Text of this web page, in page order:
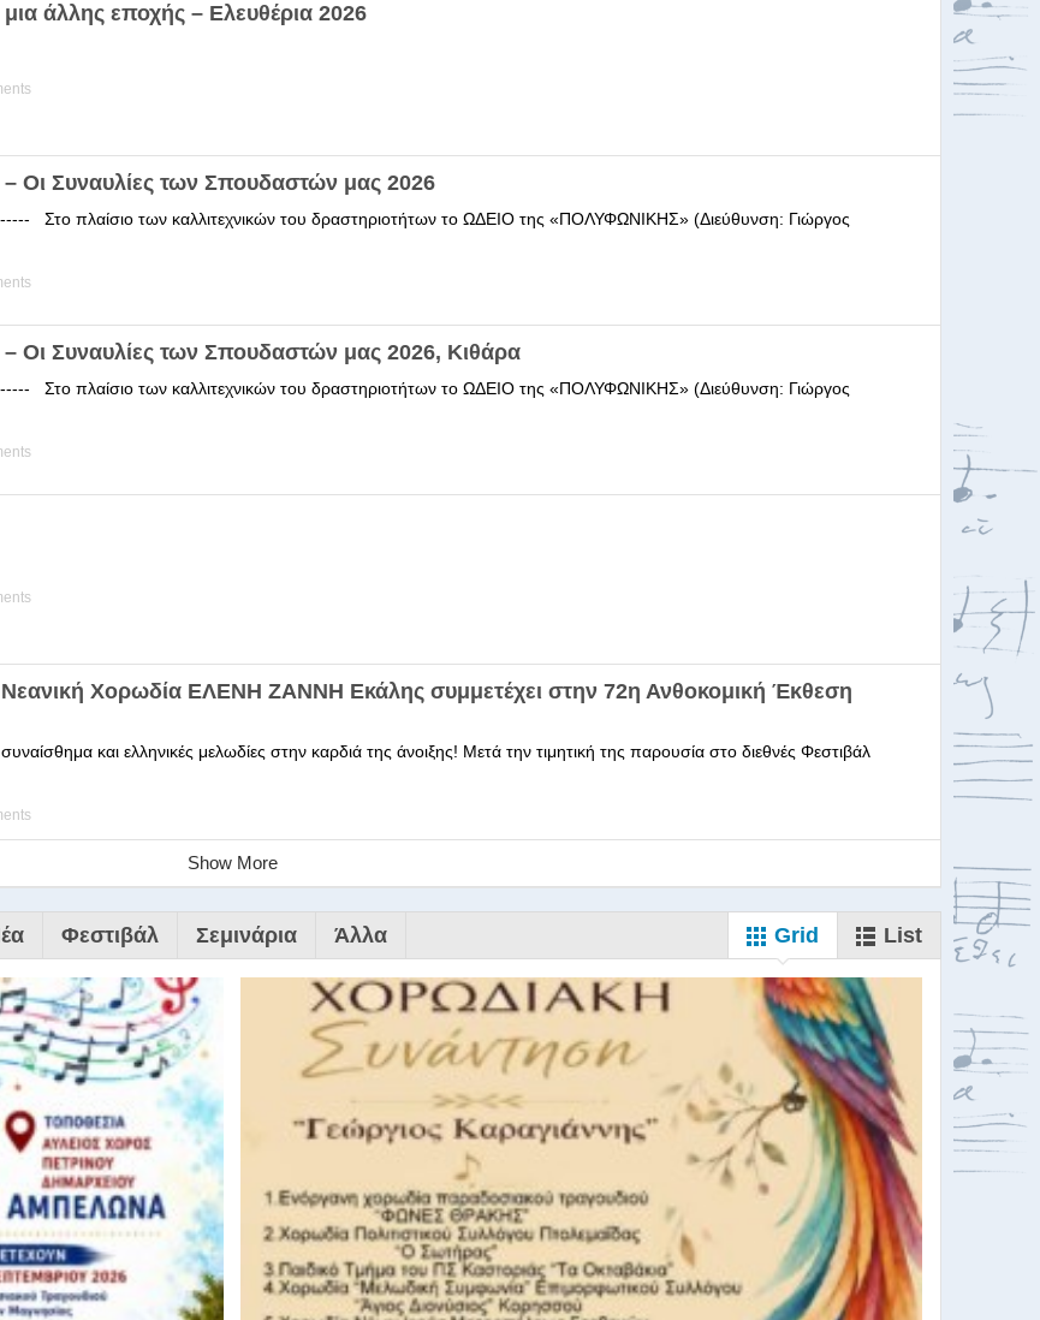
άλλης εποχής – Ελευθέρια 2026
Συναυλίες των Σπουδαστών μας 2026
Στο πλαίσιο των καλλιτεχνικών του δραστηριοτήτων το ΩΔΕΙΟ της «ΠΟΛΥΦΩΝΙΚΗΣ» (Διεύθυνση: Γιώργος
Συναυλίες των Σπουδαστών μας 2026, Κιθάρα
Στο πλαίσιο των καλλιτεχνικών του δραστηριοτήτων το ΩΔΕΙΟ της «ΠΟΛΥΦΩΝΙΚΗΣ» (Διεύθυνση: Γιώργος
Χορωδία ΕΛΕΝΗ ΖΑΝΝΗ Εκάλης συμμετέχει στην 72η Ανθοκομική Έκθεση
και ελληνικές μελωδίες στην καρδιά της άνοιξης! Μετά την τιμητική της παρουσία στο διεθνές Φεστιβάλ
Show More
Φεστιβάλ Σεμινάρια Άλλα Grid List